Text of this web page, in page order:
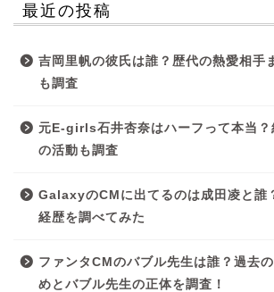
最近の投稿
吉岡里帆の彼氏は誰？歴代の熱愛相手
も調査
元E-girls石井杏奈はハーフって本当？
の活動も調査
GalaxyのCMに出てるのは成田凌と誰
経歴を調べてみた
ファンタCMのバブル先生は誰？過去
めとバブル先生の正体を調査！